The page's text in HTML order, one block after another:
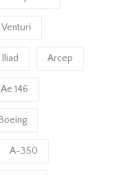
Venturi
Iliad Arcep
146
Boeing
A-350